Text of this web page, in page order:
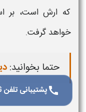
که ارش است، بر
خواهد گرفت.
حتما بخوانید:
callپشتیبانی تلفن